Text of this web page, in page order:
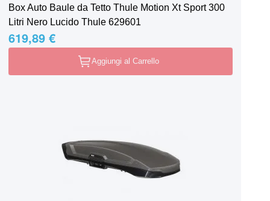
Box Auto Baule da Tetto Thule Motion Xt Sport 300
Litri Nero Lucido Thule 629601
619,89 €
Aggiungi al Carrello